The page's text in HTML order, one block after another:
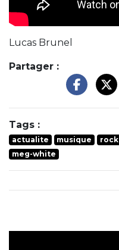
Lucas Brunel
Partager :
Tags :
actualite musique rock
meg-white